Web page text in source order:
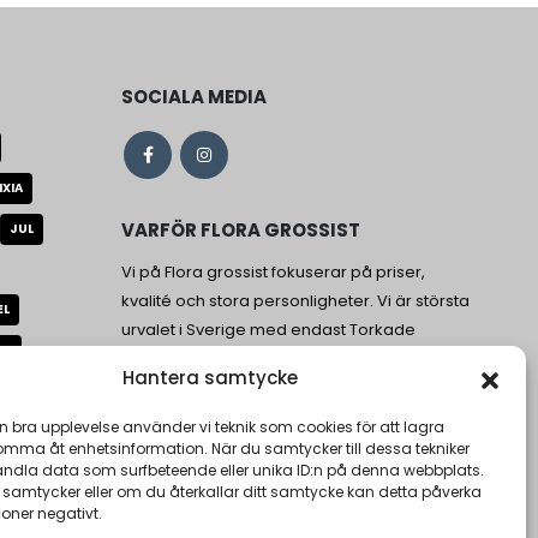
Hantera samtycke
bra upplevelse använder vi teknik som cookies för att lagra
åt enhetsinformation. När du samtycker till dessa tekniker
data som surfbeteende eller unika ID:n på denna webbplats.
eller om du återkallar ditt samtycke kan detta påverka
negativt.
JUL
VAS
SOCIALA MEDIA
VARFÖR FLORA GROSSIST
Vi på Flora grossist fokuserar på priser,
kvalité och stora personligheter. Vi är största
urvalet i Sverige med endast Torkade